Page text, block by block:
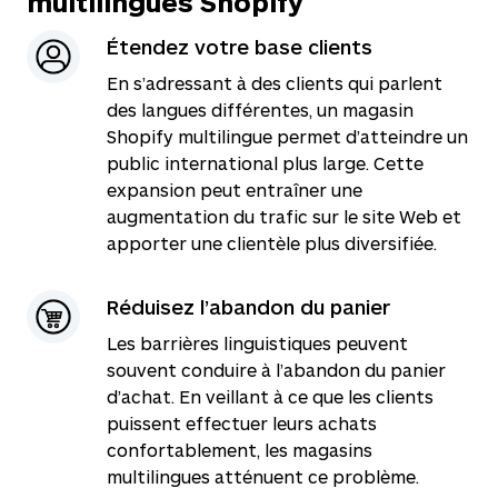
Étendez votre base clients
En s’adressant à des clients qui parlent
des langues différentes, un magasin
Shopify multilingue permet d’atteindre un
public international plus large. Cette
expansion peut entraîner une
augmentation du trafic sur le site Web et
apporter une clientèle plus diversifiée.
Réduisez l’abandon du panier
Les barrières linguistiques peuvent
souvent conduire à l’abandon du panier
d’achat. En veillant à ce que les clients
puissent effectuer leurs achats
confortablement, les magasins
multilingues atténuent ce problème.